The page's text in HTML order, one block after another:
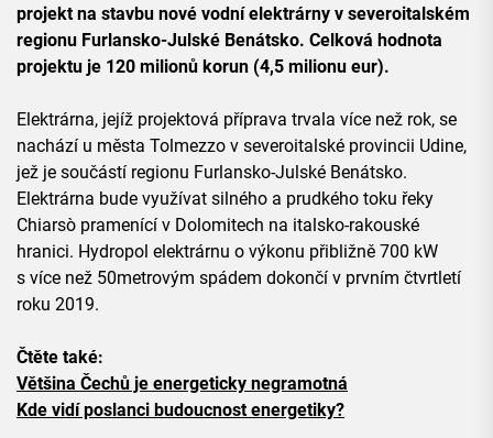
projekt na stavbu nové vodní elektrárny v severoitalském
regionu Furlansko-Julské Benátsko. Celková hodnota
projektu je 120 milionů korun (4,5 milionu eur).
Elektrárna, jejíž projektová příprava trvala více než rok, se
nachází u města Tolmezzo v severoitalské provincii Udine,
jež je součástí regionu Furlansko-Julské Benátsko.
Elektrárna bude využívat silného a prudkého toku řeky
Chiarsò pramenící v Dolomitech na italsko-rakouské
hranici. Hydropol elektrárnu o výkonu přibližně 700 kW
s více než 50metrovým spádem dokončí v prvním čtvrtletí
roku 2019.
Čtěte také:
Většina Čechů je energeticky negramotná
Kde vidí poslanci budoucnost energetiky?